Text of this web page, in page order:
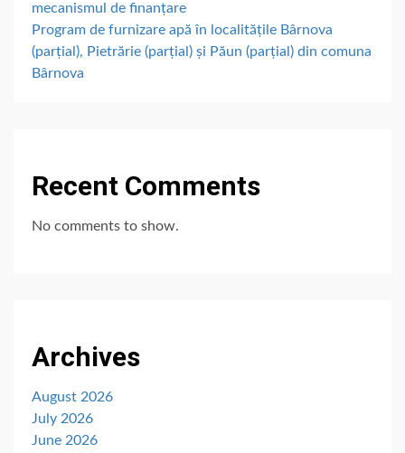
mecanismul de finanțare
Program de furnizare apă în localitățile Bârnova
(parțial), Pietrărie (parțial) și Păun (parțial) din comuna
Bârnova
Recent Comments
No comments to show.
Archives
August 2026
July 2026
June 2026